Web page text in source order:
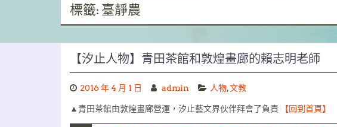
標籤: 臺靜農
【汐止人物】青田茶館和敦煌畫廊的賴志明老師
2016 年 4 月 1 日 admin 人物,文教
▲青田茶館由敦煌畫廊營運，汐止藝文界伙伴拜會了負責 【回到首頁】